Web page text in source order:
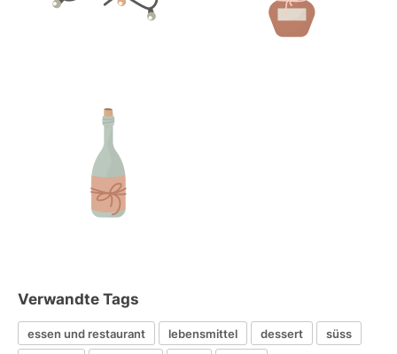
Verwandte Tags
essen und restaurant lebensmittel dessert
süss